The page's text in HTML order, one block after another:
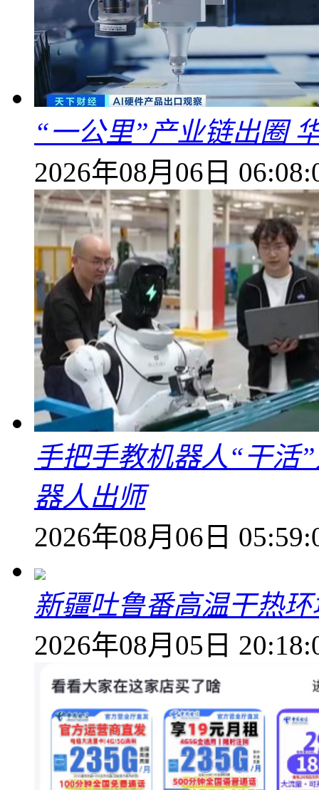
“一公里”产业链出圈
2026年08月06日
手把手教机器人“干活
器人出师
2026年08月06日
新疆吐鲁番高温干热
2026年08月05日